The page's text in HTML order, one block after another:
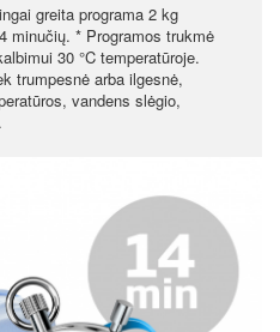
greita programa 2 kg
minučių. * Programos trukmė
30 °C temperatūroje.
trumpesnė arba ilgesnė,
vandens slėgio,